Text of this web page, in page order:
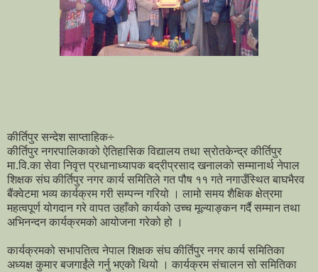
कीर्तिपुर सन्देश साप्ताहिक÷
कीर्तिपुर नगरपालिकाको ऐतिहासिक विद्यालय तथा स्रोतकेन्द्र कीर्तिपुर
मा.वि.का सेवा निवृत्त प्रधानाध्यापक बद्रीप्रसाद खनालको सम्मानार्थ नेपाल
शिक्षक संघ कीर्तिपुर नगर कार्य समितिले गत पौष ११ गते नगाउँस्थित बाघभैरव
बैंक्वेटमा भव्य कार्यक्रम गरी सम्पन्न गरियो । लामो समय शैक्षिक क्षेत्रमा
महत्वपूर्ण योगदान गरे वापत उहाँको कार्यको उच्च मूल्याङ्कन गर्दै सम्मान तथा
अभिनन्दन कार्यक्रमको आयोजना गरेको हो ।
कार्यक्रमको सभापतित्व नेपाल शिक्षक संघ कीर्तिपुर नगर कार्य समितिका
अध्यक्ष कुमार बजगाईंले गर्नु भएको थियो । कार्यक्रम संचालन सो समितिका